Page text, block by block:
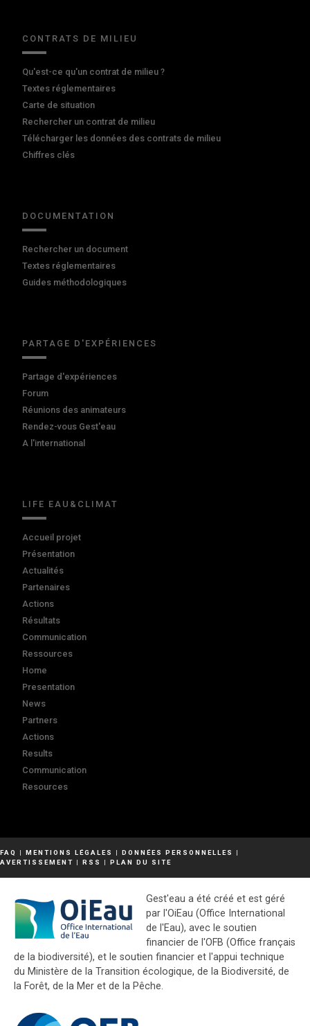
CONTRATS DE MILIEU
Qu'est-ce qu'un contrat de milieu ?
Textes réglementaires
Carte de situation
Rechercher un contrat de milieu
Télécharger les données des contrats de milieu
Chiffres clés
DOCUMENTATION
Rechercher un document
Textes réglementaires
Guides méthodologiques
PARTAGE D'EXPÉRIENCES
Partage d'expériences
Forum
Réunions des animateurs
Rendez-vous Gest'eau
A l'international
LIFE EAU&CLIMAT
Accueil projet
Présentation
Actualités
Partenaires
Actions
Résultats
Communication
Ressources
Home
Presentation
News
Partners
Actions
Results
Communication
Resources
FAQ | MENTIONS LÉGALES | DONNÉES PERSONNELLES
|
AVERTISSEMENT | RSS | PLAN DU SITE
Gest'eau a été créé et est géré
par l'OiEau (Office International
de l'Eau), avec le soutien
financier de l'OFB (Office français
de la biodiversité), et le soutien financier et l'appui technique
du Ministère de la Transition écologique, de la Biodiversité, de
la Forêt, de la Mer et de la Pêche.